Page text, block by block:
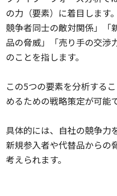
の力（要素）に着目します
競争者同士の敵対関係」「
品の脅威」「売り手の交渉
のことを指します。
この5つの要素を分析する
めるための戦略策定が可能で
具体的には、自社の競争力
新規参入者や代替品からの
考えられます。